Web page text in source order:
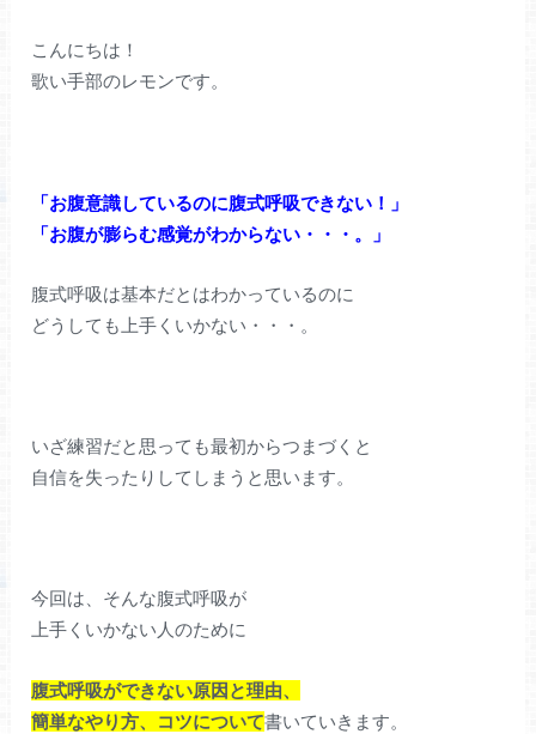
こんにちは！
歌い手部のレモンです。
「お腹意識しているのに腹式呼吸できない！」
「お腹が膨らむ感覚がわからない・・・。」
腹式呼吸は基本だとはわかっているのに
どうしても上手くいかない・・・。
いざ練習だと思っても最初からつまづくと
自信を失ったりしてしまうと思います。
今回は、そんな腹式呼吸が
上手くいかない人のために
腹式呼吸ができない原因と理由、
簡単なやり方、コツについて書いていきます。